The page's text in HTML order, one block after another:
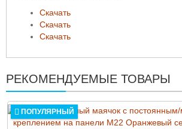
Скачать
Скачать
Скачать
РЕКОМЕНДУЕМЫЕ ТОВАРЫ
ПОПУЛЯРНЫЙ